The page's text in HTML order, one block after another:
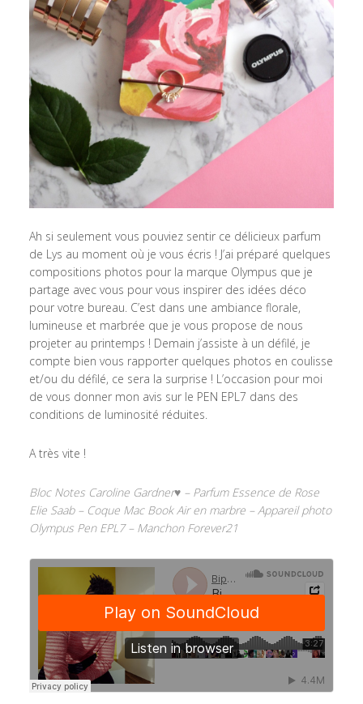
Ah si seulement vous pouviez sentir ce délicieux parfum
de Lys au moment où je vous écris ! J’ai préparé quelques
compositions photos pour la marque Olympus que je
partage avec vous pour vous inspirer des idées déco
pour votre bureau. C’est dans une ambiance florale,
lumineuse et marbrée que je vous propose de nous
projeter au printemps ! Demain j’assiste à un défilé, je
compte bien vous rapporter quelques photos en coulisse
et/ou du défilé, ce sera la surprise ! L’occasion pour moi
de vous donner mon avis sur le PEN EPL7 dans des
conditions de luminosité réduites.
A très vite !
Bloc Notes Caroline Gardner♥ – Parfum Essence de Rose
Elie Saab – Coque Mac Book Air en marbre – Appareil photo
Olympus Pen EPL7 – Manchon Forever21